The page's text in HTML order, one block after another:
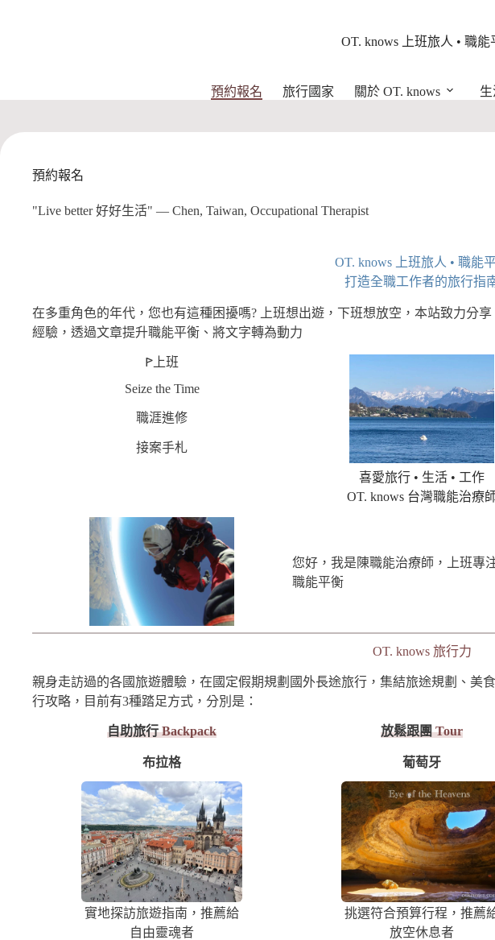
OT. knows 上班旅人 • 職能
預約報名 旅行國家 關於 OT. knows
預約報名
"Live better 好好生活" — Chen, Taiwan, Occupational Therapist
OT. knows 上班旅人 • 職能
打造全職工作者的旅行指
在多重角色的年代，您也有這種困擾嗎? 上班想出遊，下班想放空，本站致力分
經驗，透過文章提升職能平衡、將文字轉為動力
ꚰ上班
Seize the Time
職涯進修
接案手札
喜愛旅行 • 生活 • 工作
OT. knows 台灣職能治療
您好，我是陳職能治療師，上班專
職能平衡
OT. knows 旅行力
親身走訪過的各國旅遊體驗，在國定假期規劃國外長途旅行，集結旅途規劃、美
行攻略，目前有3種踏足方式，分別是：
自助旅行Backpack
布拉格
實地探訪旅遊指南，推薦給
自由靈魂者
放鬆跟團Tour
葡萄牙
挑選符合預算行程，推薦
放空休息者